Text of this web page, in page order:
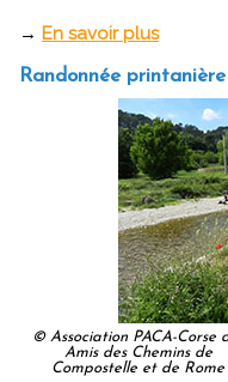
→ En savoir plus
Randonnée
© Association PACA-Corse
Amis des Chemins de
Compostelle et de Rome